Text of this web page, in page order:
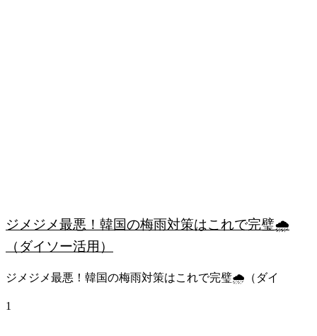
ジメジメ最悪！韓国の梅雨対策はこれで完璧🌧️
（ダイソー活用）
ジメジメ最悪！韓国の梅雨対策はこれで完璧🌧️（ダイ